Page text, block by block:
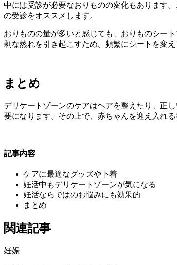
中には受診が必要なおりものの変化もあります
の受診をオススメします。
おりものの量が多いと感じても、おりものシー
剰な蒸れを引き起こすため、頻繁にシートを変え
まとめ
デリケートゾーンのケアはヘアを整えたり、正
要になります。その上で、赤ちゃんを迎え入れ
記事内容
ケアに最適なグッズや下着
妊活中もデリケートゾーンが気になる
妊活ならではのお悩みにも効果的
まとめ
関連記事
妊娠